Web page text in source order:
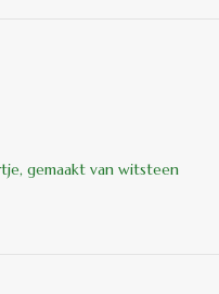
gemaakt van witsteen